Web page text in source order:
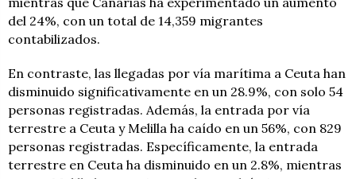
del 24%, con un total de 14,359 migrantes
contabilizados.
En contraste, las llegadas por vía marítima a Ceuta han
disminuido significativamente en un 28.9%, con solo 54
personas registradas. Además, la entrada por vía
terrestre a Ceuta y Melilla ha caído en un 56%, con 829
personas registradas. Específicamente, la entrada
terrestre en Ceuta ha disminuido en un 2.8%, mientras